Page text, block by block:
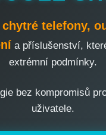
chytré telefony,
a příslušenství,
extrémní podmínky.
bez kompromisů
uživatele.